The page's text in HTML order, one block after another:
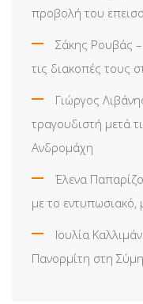
προβολή του
Σάκης Ρουβάς
τις διακοπές τους
Γιώργος
τραγουδιστή μετά
Ανδρομάχη
Έλενα
με το εντυπωσιακό,
Ιουλία
Πανορμίτη στη